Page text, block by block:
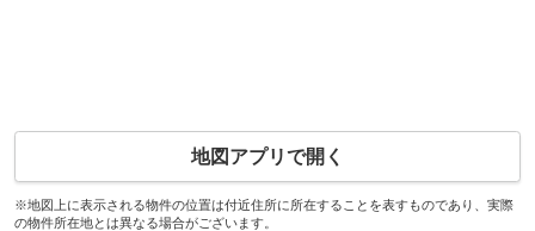
地図アプリで開く
※地図上に表示される物件の位置は付近住所に所在することを表すものであり、実際
の物件所在地とは異なる場合がございます。